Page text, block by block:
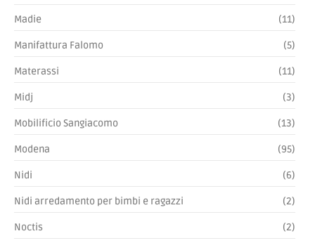
Madie (11)
Manifattura Falomo (5)
Materassi (11)
Midj (3)
Mobilificio Sangiacomo (13)
Modena (95)
Nidi (6)
Nidi arredamento per bimbi e ragazzi (2)
Noctis (2)